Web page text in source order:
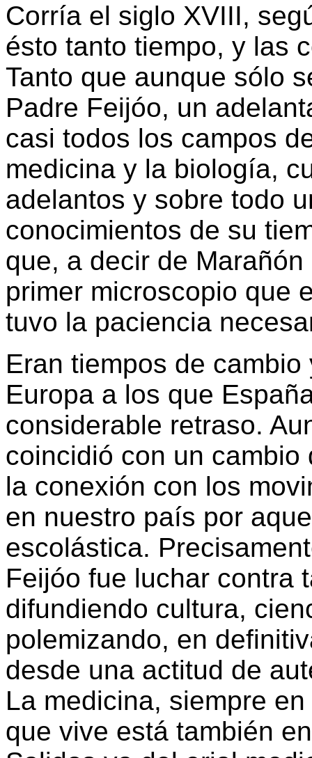
Corría el siglo XVIII,
ésto tanto tiempo, y las
Tanto que aunque sólo
Padre Feijóo, un
casi todos los campos
medicina y la biología,
adelantos y sobre todo
conocimientos de su
que, a decir de
primer microscopio que
tuvo la paciencia
Eran tiempos de
Europa a los que
considerable retraso.
coincidió con un
la conexión con los
en nuestro país por
escolástica.
Feijóo fue luchar contra
difundiendo cultura,
polemizando, en
desde una actitud de
La medicina, siempre
que vive está también